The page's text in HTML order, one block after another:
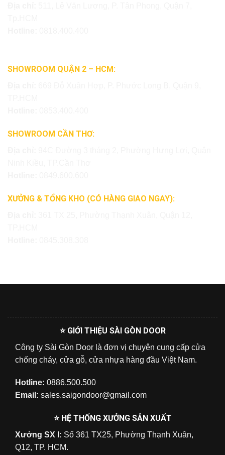
SHOWROOM QUẬN 2 – HCM:
SHOWROOM CẦN THƠ:
XƯỞNG & TỔNG KHO (CÓ HÀNG GIAO NGAY):
⭐ GIỚI THIỆU SÀI GÒN DOOR
Công ty Sài Gòn Door là đơn vị chuyên cung cấp cửa
chống cháy, cửa gỗ, cửa nhựa hàng đầu Việt Nam.
Hotline: 0886.500.500
Email: sales.saigondoor@gmail.com
⭐ HỆ THỐNG XƯỞNG SẢN XUẤT
Xưởng SX I: Số 361 TX25, Phường Thạnh Xuân,
Q12, TP. HCM.